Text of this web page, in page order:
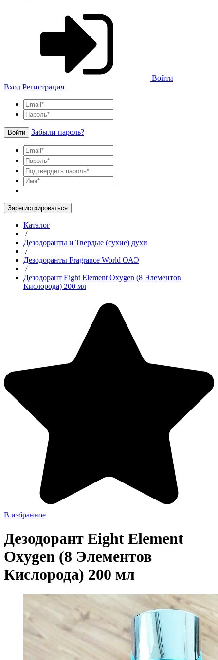
Войти
Вход Регистрация
Войти Забыли пароль?
Зарегистрироваться
Каталог
/
Дезодоранты и Твердые (сухие) духи
/
Дезодоранты Fragrance World ОАЭ
/
Дезодорант Eight Element Oxygen (8 Элементов
Кислорода) 200 мл
В избранное
Дезодорант Eight Element
Oxygen (8 Элементов
Кислорода) 200 мл